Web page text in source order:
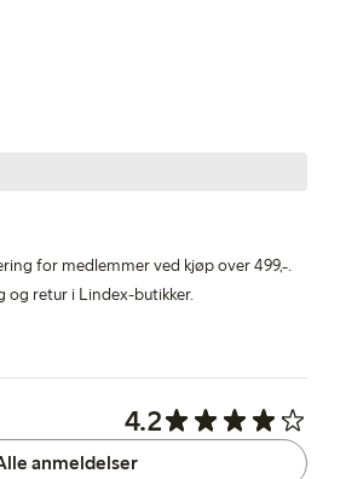
for medlemmer ved kjøp over 499,-.
og retur i Lindex-butikker.
4.2
anmeldelser